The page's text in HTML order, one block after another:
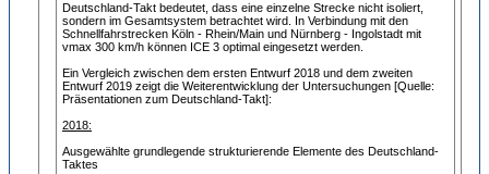
Deutschland-Takt bedeutet, dass eine einzelne Strecke nicht isoliert,
sondern im Gesamtsystem betrachtet wird. In Verbindung mit den
Schnellfahrstrecken Köln - Rhein/Main und Nürnberg - Ingolstadt mit
vmax 300 km/h können ICE 3 optimal eingesetzt werden.
Ein Vergleich zwischen dem ersten Entwurf 2018 und dem zweiten
Entwurf 2019 zeigt die Weiterentwicklung der Untersuchungen [Quelle:
Präsentationen zum Deutschland-Takt]:
2018:
Ausgewählte grundlegende strukturierende Elemente des Deutschland-
Taktes